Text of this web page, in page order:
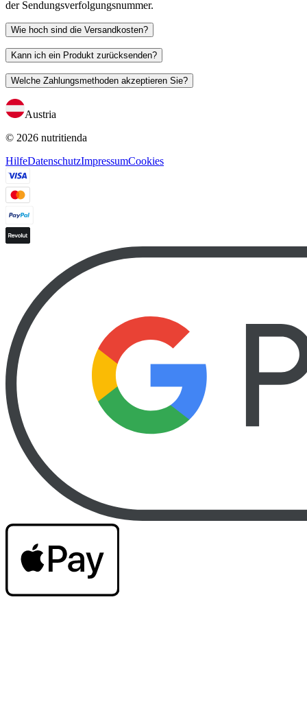
der Sendungsverfolgungsnummer.
Wie hoch sind die Versandkosten?
Kann ich ein Produkt zurücksenden?
Welche Zahlungsmethoden akzeptieren Sie?
Austria
© 2026 nutritienda
HilfeDatenschutzImpressumCookies